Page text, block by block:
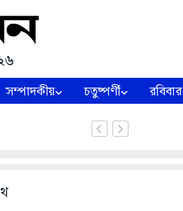
সম্পাদকীয় চতুষ্পর্ণী রবিবার